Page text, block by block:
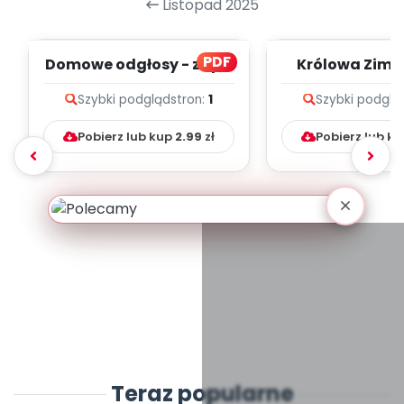
Listopad 2025
PDF
Domowe odgłosy - zapis
Szybki podglądstron: 1
Pobierz lub kup 2.99 zł
Królowa Zima -
Szybki
Pobierz lub
Teraz popularne